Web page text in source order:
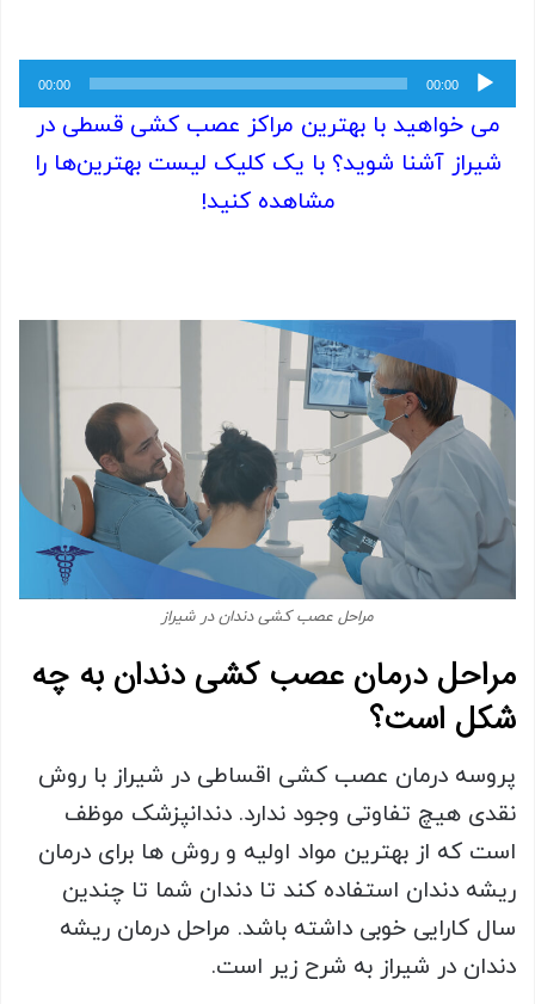
پخش‌کننده
صوت
00:00
00:00
می خواهید با بهترین مراکز عصب کشی قسطی در
شیراز آشنا شوید؟ با یک کلیک لیست بهترین‌ها را
مشاهده کنید!
مراحل عصب کشی دندان در شیراز
مراحل درمان عصب کشی دندان به چه
شکل است؟
پروسه درمان عصب کشی اقساطی در شیراز با روش
نقدی هیچ تفاوتی وجود ندارد. دندانپزشک موظف
است که از بهترین مواد اولیه و روش ها برای درمان
ریشه دندان استفاده کند تا دندان شما تا چندین
سال کارایی خوبی داشته باشد. مراحل درمان ریشه
دندان در شیراز به شرح زیر است.